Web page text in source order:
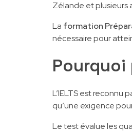
Zélande et plusieurs
La formation
nécessaire pour
Pourquoi
L’IELTS est reconnu
qu’une exigence
Le test évalue les